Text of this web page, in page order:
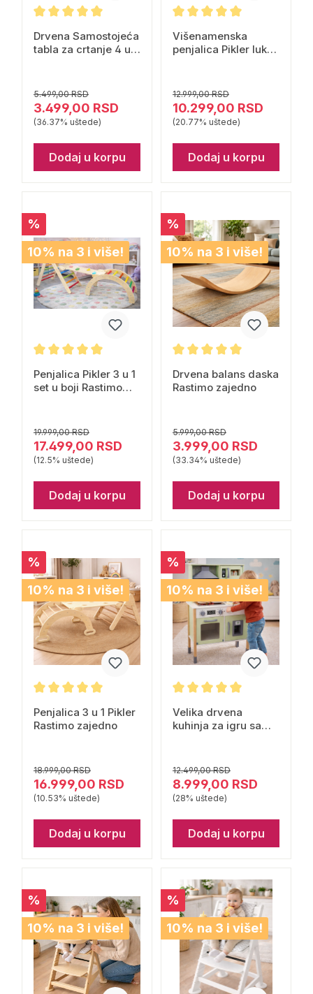
Drvena Samostojeća
tabla za crtanje 4 u 1
5.499,00 RSD
3.499,00 RSD
(36.37% uštede)
Dodaj u korpu
Višenamenska
penjalica Pikler luk
12.999,00 RSD
10.299,00 RSD
(20.77% uštede)
Dodaj u korpu
%
10% na 3 i više!
Penjalica Pikler 3 u 1
set u boji Rastimo
19.999,00 RSD
17.499,00 RSD
(12.5% uštede)
Dodaj u korpu
%
10% na 3 i više!
Drvena balans daska
Rastimo zajedno
5.999,00 RSD
3.999,00 RSD
(33.34% uštede)
Dodaj u korpu
%
10% na 3 i više!
Penjalica 3 u 1 Pikler
Rastimo zajedno
18.999,00 RSD
16.999,00 RSD
(10.53% uštede)
Dodaj u korpu
%
10% na 3 i više!
Velika drvena
kuhinja za igru sa
zajedno
12.499,00 RSD
8.999,00 RSD
(28% uštede)
Dodaj u korpu
%
10% na 3 i više!
%
10% na 3 i više!